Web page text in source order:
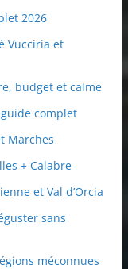
2026
Vucciria et
budget et calme
complet
Marches
+ Calabre
et Val d’Orcia
sans
méconnues